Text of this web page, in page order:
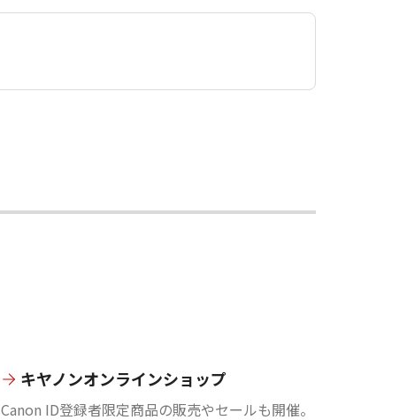
キヤノンオンラインショップ
Canon ID登録者限定商品の販売やセールも開催。